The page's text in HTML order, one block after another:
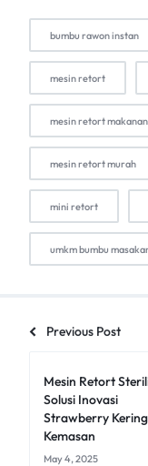
bumbu rawon instan
mesin retort
mesin retort makanan
mesin retort murah
mini retort
umkm bumbu
Previous Post
Mesin Retort
Solusi Inovasi
Strawberry Kering
Kemasan
May 4, 2025